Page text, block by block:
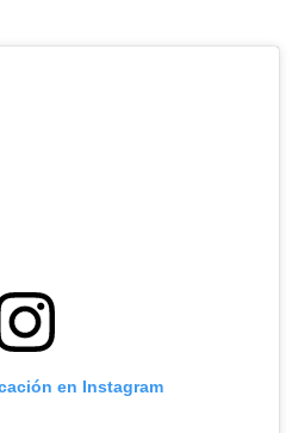
en Instagram